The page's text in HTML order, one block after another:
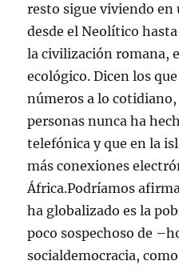
resto sigue viviendo en
desde el Neolítico
la civilización romana,
ecológico. Dicen los
números a lo
personas nunca ha
telefónica y que en la
más conexiones
África.Podríamos
ha globalizado es la
poco sospechoso de
socialdemocracia,